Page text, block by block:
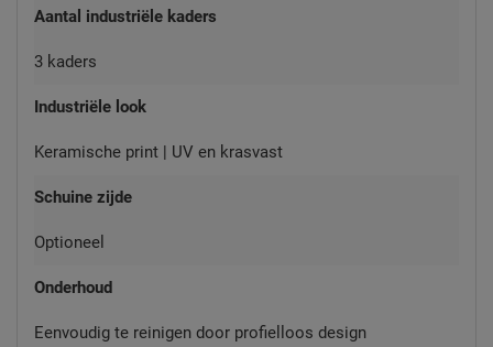
Aantal industriële kaders
3 kaders
Industriële look
Keramische print | UV en krasvast
Schuine zijde
Optioneel
Onderhoud
Eenvoudig te reinigen door profielloos design